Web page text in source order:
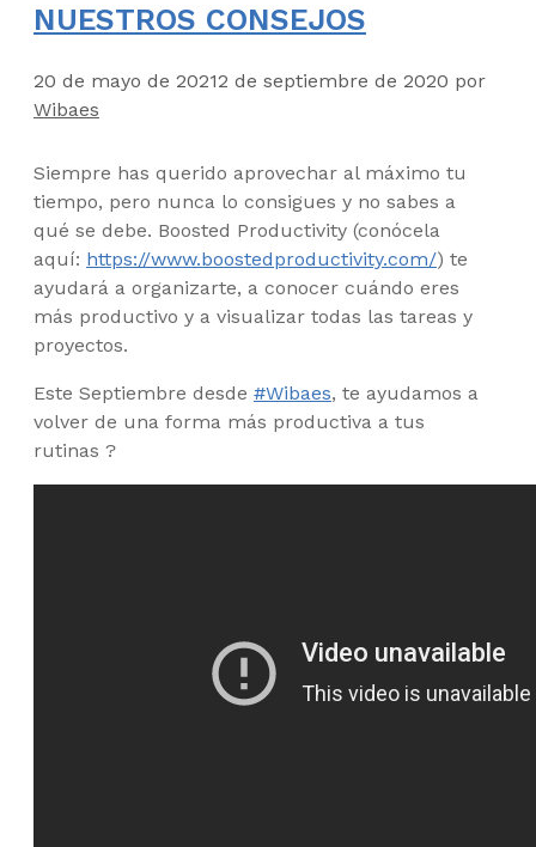
NUESTROS CONSEJOS
20 de mayo de 20212 de septiembre de 2020 por
Wibaes
Siempre has querido aprovechar al máximo tu
tiempo, pero nunca lo consigues y no sabes a
qué se debe. Boosted Productivity (conócela
aquí: https://www.boostedproductivity.com/) te
ayudará a organizarte, a conocer cuándo eres
más productivo y a visualizar todas las tareas y
proyectos.
Este Septiembre desde #Wibaes, te ayudamos a
volver de una forma más productiva a tus
rutinas ?